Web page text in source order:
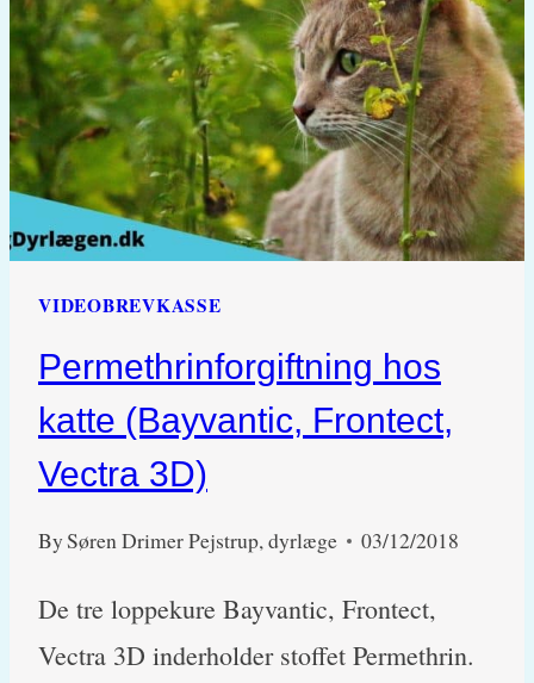
FOR
KATTE
VIDEOBREVKASSE
Permethrinforgiftning hos
katte (Bayvantic, Frontect,
Vectra 3D)
BySøren Drimer Pejstrup, dyrlæge 03/12/2018
De tre loppekure Bayvantic, Frontect,
Vectra 3D inderholder stoffet Permethrin.